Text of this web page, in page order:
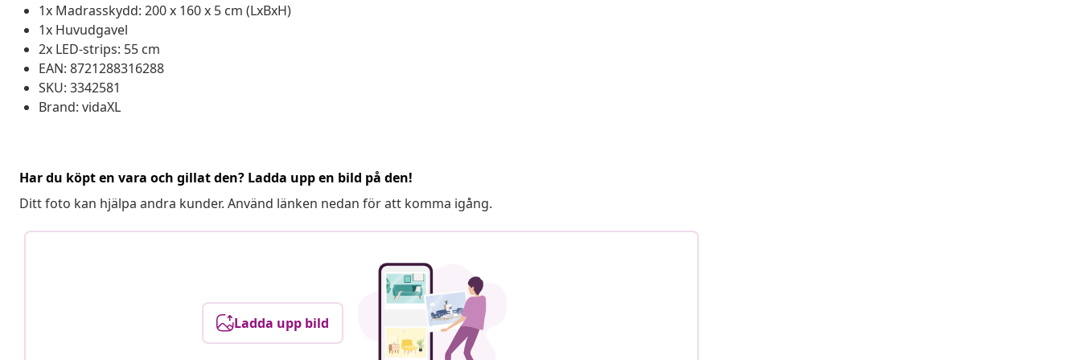
1x Madrasskydd: 200 x 160 x 5 cm (LxBxH)
1x Huvudgavel
2x LED-strips: 55 cm
EAN: 8721288316288
SKU: 3342581
Brand: vidaXL
Har du köpt en vara och gillat den? Ladda upp en bild på den!
Ditt foto kan hjälpa andra kunder. Använd länken nedan för att komma igång.
Ladda upp bild